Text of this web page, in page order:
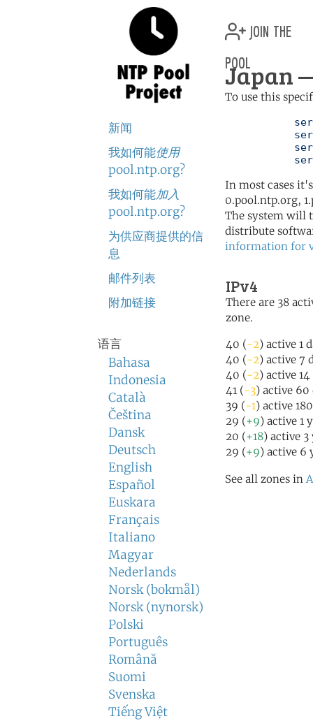
新闻
我如何能使用
pool.ntp.org?
我如何能加入
pool.ntp.org?
为供应商提供的信
息
邮件列表
附加链接
语言
Bahasa
Indonesia
Català
Čeština
Dansk
Deutsch
English
Español
Euskara
Français
Italiano
Magyar
Nederlands
Norsk (bokmål)
Norsk (nynorsk)
Polski
Português
Română
Suomi
Svenska
Tiếng Việt
join the
pool
Japan
To use this
In most cases
0.pool.ntp.org,
The system will
distribute
information for
IPv4
There are 38
zone.
40 (-2) active 1
40 (-2) active 7
40 (-2) active
41 (-3) active 60
39 (-1) active
29 (+9) active 1
20 (+18) active 3
29 (+9) active 6
See all zones in